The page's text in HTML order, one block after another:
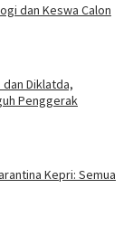
dan Keswa Calon
dan Diklatda,
Penggerak
Kepri: Semua